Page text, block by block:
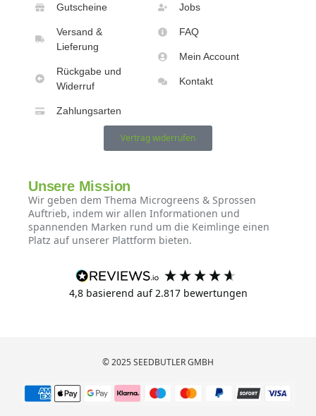
Gutscheine
Versand &
Lieferung
Rückgabe und
Widerruf
Zahlungsarten
Jobs
FAQ
Mein Account
Kontakt
Vertrag widerrufen
Unsere Mission
Wir geben dem Thema Microgreens & Sprossen
Auftrieb, indem wir allen Informationen und
spannenden Marken rund um die Keimlinge einen
Platz auf unserer Plattform bieten.
4,8 basierend auf 2.817bewertungen
© 2025 SEEDBUTLER GMBH